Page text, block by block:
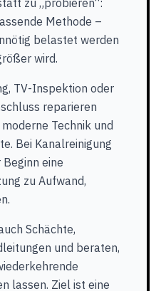
zu „probieren“:
Methode –
belastet werden
wird.
TV-Inspektion oder
reparieren
Technik und
Bei Kanalreinigung
eine
zu Aufwand,
Schächte,
und beraten,
lassen. Ziel ist eine